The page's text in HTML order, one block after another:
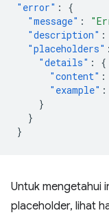
"error" :
{
"message" :
"description" :
"placeholders" :
"details" :
{
"content" :
"example" :
}
}
}
Untuk mengetahui
placeholder, lihat